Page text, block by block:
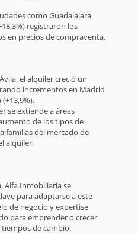
como Guadalajara
registraron los
en precios de compraventa.
el alquiler creció un
incrementos en Madrid
se extiende a áreas
de los tipos de
familias del mercado de
alquiler.
Alfa Inmobiliaria se
para adaptarse a este
de negocio y expertise
para emprender o crecer
de cambio.